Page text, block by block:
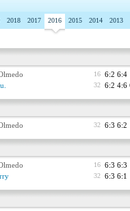
2018 2017 2016 2015 2014 2013
16 6:2 6:4
32 6:2 4:6
32 6:3 6:2
16 6:3 6:3
32 6:3 6:1